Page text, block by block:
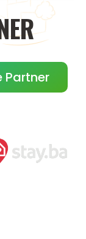
Partner